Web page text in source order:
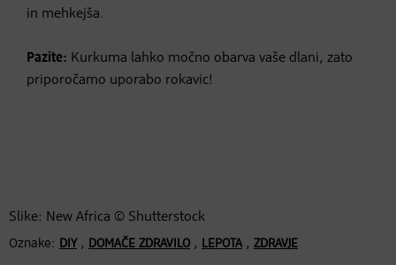
in mehkejša.
Pazite: Kurkuma lahko močno obarva vaše dlani, zato
priporočamo uporabo rokavic!
Slike: New Africa © Shutterstock
Oznake: DIY, DOMAČE ZDRAVILO , LEPOTA, ZDRAVJE